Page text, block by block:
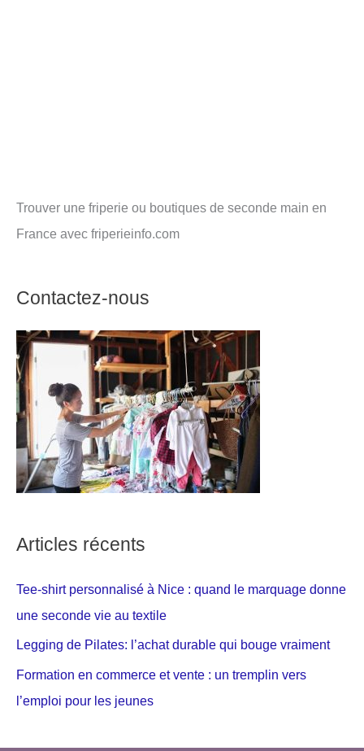
Trouver une friperie ou boutiques de seconde main en
France avec friperieinfo.com
Contactez-nous
Articles récents
Tee-shirt personnalisé à Nice : quand le marquage donne
une seconde vie au textile
Legging de Pilates: l’achat durable qui bouge vraiment
Formation en commerce et vente : un tremplin vers
l’emploi pour les jeunes